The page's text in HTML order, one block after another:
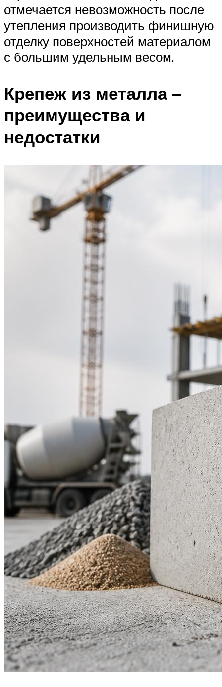
отмечается невозможность после
утепления производить финишную
отделку поверхностей материалом
с большим удельным весом.
Крепеж из металла –
преимущества и
недостатки